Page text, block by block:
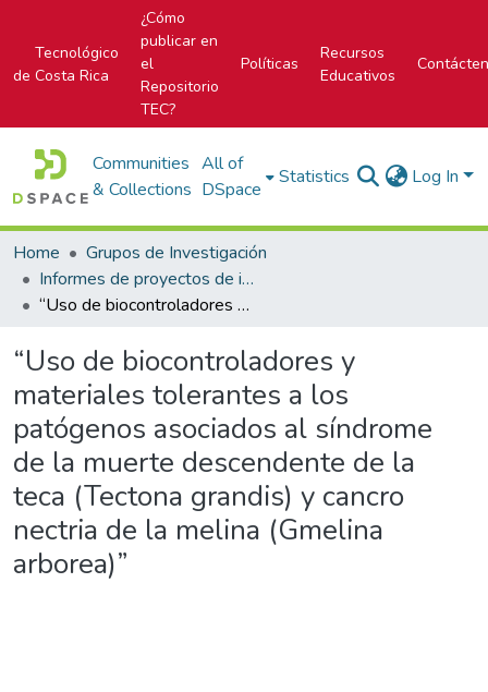
Tecnológico
de Costa Rica
¿Cómo
publicar en
el
Repositorio
TEC?
Políticas
Recursos
Educativos
Communities
& Collections
All of
DSpace
Statistics Log In
Home
Grupos de Investigación
Informes de proyectos de investigación
“Uso de biocontroladores y materiales tolerantes a los patógenos asociados al síndrome de la muerte descendente de la teca (Tectona grandis) y cancro nectria de la melina (Gmelina arborea)”
“Uso de biocontroladores y
materiales tolerantes a los
patógenos asociados al síndrome
de la muerte descendente de la
teca (Tectona grandis) y cancro
nectria de la melina (Gmelina
arborea)”